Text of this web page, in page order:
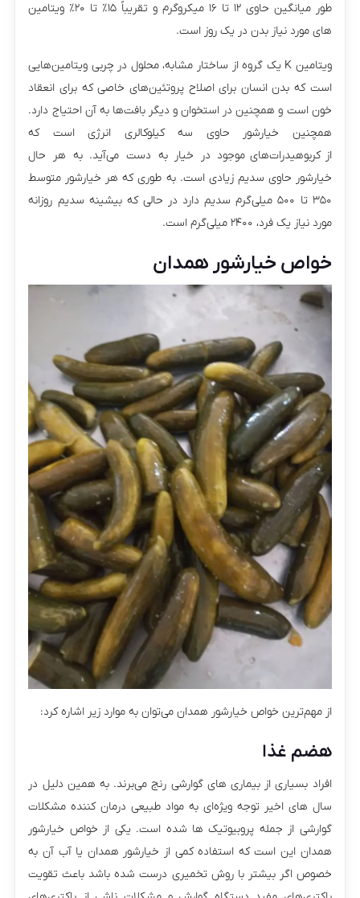
طور میانگین حاوی ۱۲ تا ۱۶ میکروگرم و تقریباً ۱۵٪ تا ۲۰٪ ویتامین
های مورد نیاز بدن در یک روز است.
ویتامین K یک گروه از ساختار مشابه، محلول در چربی ویتامین‌هایی
است که بدن انسان برای اصلاح پروتئین‌های خاصی که برای انعقاد
خون است و همچنین در استخوان و دیگر بافت‌ها به آن احتیاج دارد.
همچنین خیارشور حاوی سه کیلوکالری انرژی است که
از کربوهیدرات‌های موجود در خیار به دست می‌آید. به هر حال
خیارشور حاوی سدیم زیادی است. به طوری که هر خیارشور متوسط
۳۵۰ تا ۵۰۰ میلی‌گرم سدیم دارد در حالی که بیشینه سدیم روزانه
مورد نیاز یک فرد، ۲۴۰۰ میلی‌گرم است.
خواص خیارشور همدان
از مهم‌ترین خواص خیارشور همدان می‌توان به موارد زیر اشاره کرد:
هضم غذا
افراد بسیاری از بیماری های گوارشی رنج می‌برند. به همین دلیل در
سال های اخیر توجه ویژه‌ای به مواد طبیعی درمان کننده مشکلات
گوارشی از جمله پروبیوتیک ها شده است. یکی از خواص خیارشور
همدان این است که استفاده کمی از خیارشور همدان یا آب آن به
خصوص اگر بیشتر با روش تخمیری درست شده باشد باعث تقویت